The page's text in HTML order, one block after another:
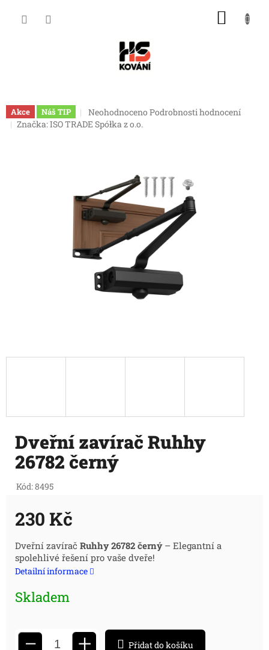
Akce Náš TIP
Průměrné
hodnocení
hvězdiček.
Neohodnoceno Podrobnosti hodnocení
Značka:ISO TRADE Spółka z o.o.
Dveřní zavírač Ruhhy
26782 černý
Kód:8495
230 Kč
Měrná
cena:
Dveřní zavírač Ruhhy 26782 černý– Elegantní a
spolehlivé řešení pro vaše dveře!
Detailní informace
Skladem
− + Přidat do košíku